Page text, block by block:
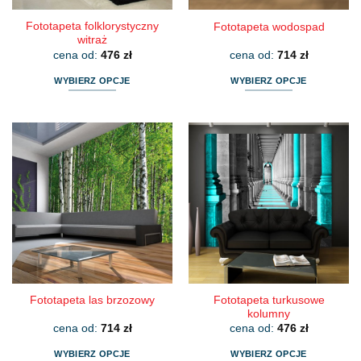
Fototapeta folklorystyczny
witraż
cena od: 476 zł
WYBIERZ OPCJE
ma
wiele
wariantów.
Opcje
można
na
stronie
produktu
Fototapeta wodospad
cena od: 714 zł
WYBIERZ OPCJE
ma
wiele
wariantów.
Opcje
można
stronie
produktu
Fototapeta las brzozowy
cena od: 714 zł
WYBIERZ OPCJE
Fototapeta turkusowe
kolumny
cena od: 476 zł
WYBIERZ OPCJE